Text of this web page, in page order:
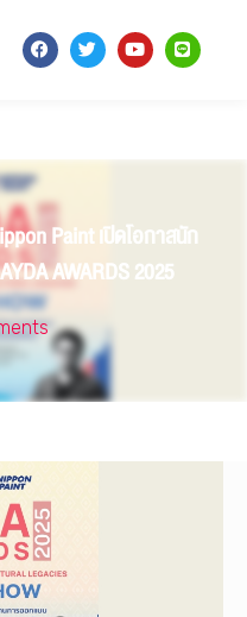
Paint เปิดโอกาสนัก
AWARDS 2025